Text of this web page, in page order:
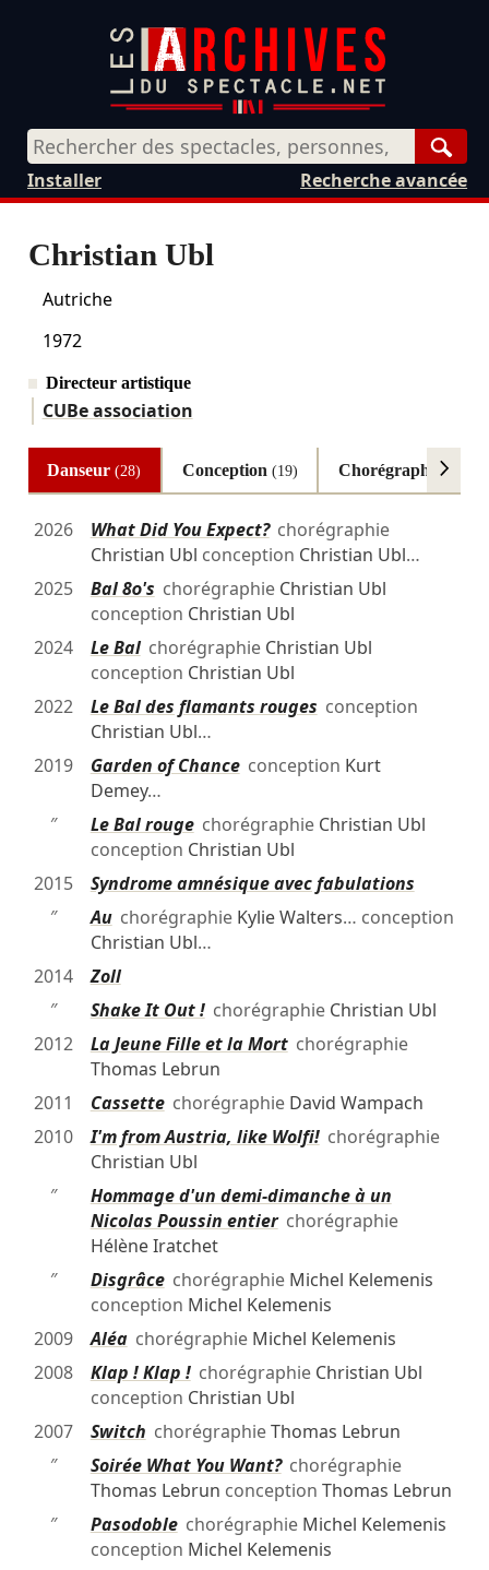
Recherche avancée
Installer
Christian Ubl
Autriche
1972
Directeur artistique
CUBe association
Danseur(28) Conception (19) Chorégraphe(19)
2026 What Did You Expect?chorégraphie
Christian Ubl conception Christian Ubl…
2025
Bal 80's chorégraphie Christian Ubl
conception Christian Ubl
2024
Le Balchorégraphie Christian Ubl
conception Christian Ubl
2022
Le Bal des flamants rouges conception
Christian Ubl…
2019
Garden of Chanceconception Kurt
Demey…
″
Le Bal rougechorégraphie Christian Ubl
conception Christian Ubl
2015
Syndrome amnésique avec fabulations
″
Auchorégraphie Kylie Walters… conception
Christian Ubl…
2014
Zoll
″
Shake It Out !chorégraphie Christian Ubl
2012
La Jeune Fille et la Mortchorégraphie
Thomas Lebrun
2011
Cassettechorégraphie David Wampach
2010
I'm from Austria, like Wolfi!chorégraphie
Christian Ubl
″
Hommage d'un demi-dimanche à un
Nicolas Poussin entierchorégraphie
Hélène Iratchet
″
Disgrâcechorégraphie Michel Kelemenis
conception Michel Kelemenis
2009
Aléachorégraphie Michel Kelemenis
2008
Klap ! Klap !chorégraphie Christian Ubl
conception Christian Ubl
2007
Switch chorégraphieThomas Lebrun
″
Soirée What You Want?chorégraphie
Thomas Lebrun conception Thomas Lebrun
″
Pasodoblechorégraphie Michel Kelemenis
conception Michel Kelemenis